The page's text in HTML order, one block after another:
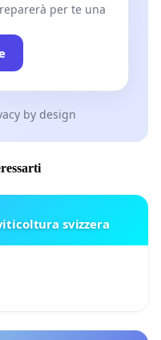
per te una
by design
svizzera